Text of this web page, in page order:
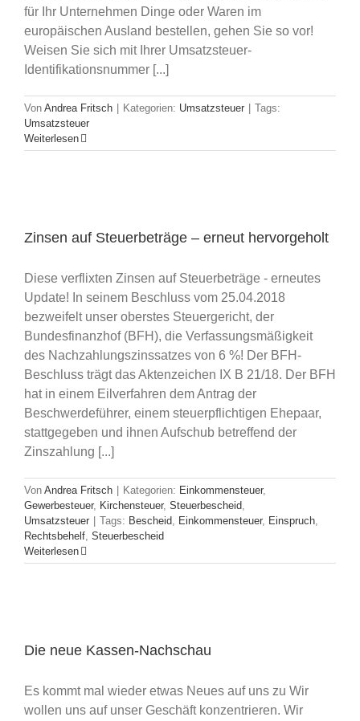
für Ihr Unternehmen Dinge oder Waren im
europäischen Ausland bestellen, gehen Sie so vor!
Weisen Sie sich mit Ihrer Umsatzsteuer-
Identifikationsnummer [...]
Von Andrea Fritsch Kategorien: Umsatzsteuer
Tags:
Umsatzsteuer
Weiterlesen
Zinsen auf Steuerbeträge – erneut hervorgeholt
Diese verflixten Zinsen auf Steuerbeträge - erneutes
Update! In seinem Beschluss vom 25.04.2018
bezweifelt unser oberstes Steuergericht, der
Bundesfinanzhof (BFH), die Verfassungsmäßigkeit
des Nachzahlungszinssatzes von 6 %! Der BFH-
Beschluss trägt das Aktenzeichen IX B 21/18. Der BFH
hat in einem Eilverfahren dem Antrag der
Beschwerdeführer, einem steuerpflichtigen Ehepaar,
stattgegeben und ihnen Aufschub betreffend der
Zinszahlung [...]
Von Andrea Fritsch Kategorien: Einkommensteuer,
Gewerbesteuer, Kirchensteuer, Steuerbescheid
Umsatzsteuer
Tags: Bescheid Einkommensteuer, Einspruch
Rechtsbehelf Steuerbescheid
Weiterlesen
Die neue Kassen-Nachschau
Es kommt mal wieder etwas Neues auf uns zu Wir
wollen uns auf unser Geschäft konzentrieren. Wir